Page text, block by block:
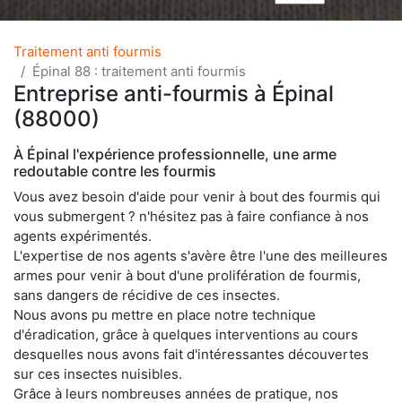
Traitement anti fourmis
Épinal 88 : traitement anti fourmis
Entreprise anti-fourmis à Épinal
(88000)
À Épinal l'expérience professionnelle, une arme
redoutable contre les fourmis
Vous avez besoin d'aide pour venir à bout des fourmis qui
vous submergent ? n'hésitez pas à faire confiance à nos
agents expérimentés.
L'expertise de nos agents s'avère être l'une des meilleures
armes pour venir à bout d'une prolifération de fourmis,
sans dangers de récidive de ces insectes.
Nous avons pu mettre en place notre technique
d'éradication, grâce à quelques interventions au cours
desquelles nous avons fait d'intéressantes découvertes
sur ces insectes nuisibles.
Grâce à leurs nombreuses années de pratique, nos